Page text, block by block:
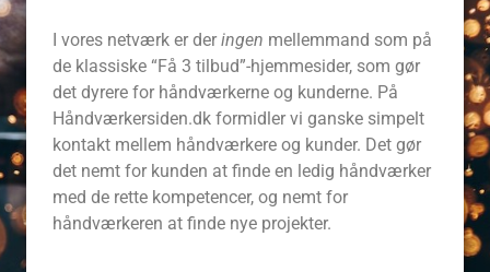
I vores netværk er der ingen mellemmand som på
de klassiske “Få 3 tilbud”-hjemmesider, som gør
det dyrere for håndværkerne og kunderne. På
Håndværkersiden.dk formidler vi ganske simpelt
kontakt mellem håndværkere og kunder. Det gør
det nemt for kunden at finde en ledig håndværker
med de rette kompetencer, og nemt for
håndværkeren at finde nye projekter.